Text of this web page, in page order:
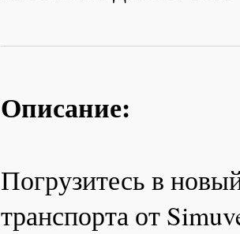
Описание:
Погрузитесь в
транспорта от